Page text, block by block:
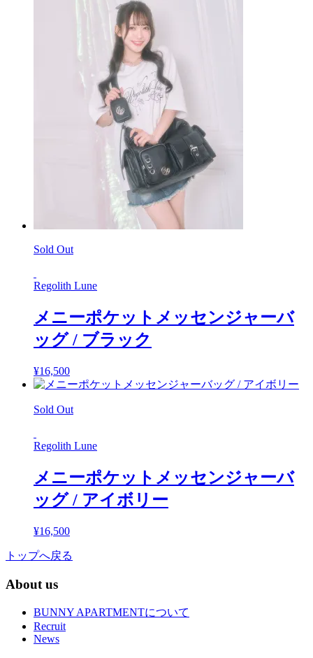
Sold Out
Regolith Lune
メニーポケットメッセンジャーバ
ッグ / ブラック
¥16,500
Sold Out
Regolith Lune
メニーポケットメッセンジャーバ
ッグ / アイボリー
¥16,500
トップへ戻る
About us
BUNNY APARTMENTについて
Recruit
News